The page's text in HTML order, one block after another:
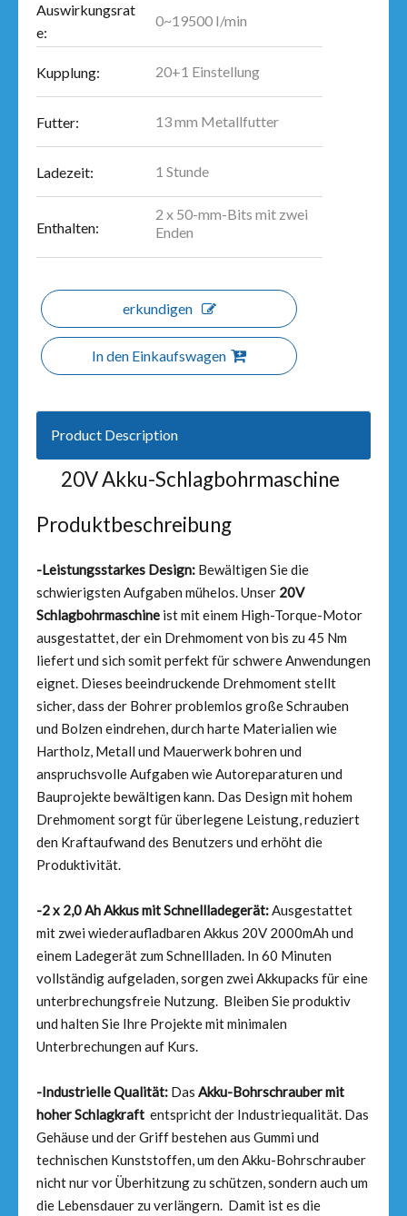
Auswirkungsrat
e:
0~19500 I/min
Kupplung: 20+1 Einstellung
Futter: 13 mm Metallfutter
Ladezeit: 1 Stunde
Enthalten:
2 x 50-mm-Bits mit zwei
Enden
erkundigen
In den Einkaufswagen
Product Description
20V Akku-Schlagbohrmaschine
Produktbeschreibung
-Leistungsstarkes Design: Bewältigen Sie die
schwierigsten Aufgaben mühelos. Unser 20V
Schlagbohrmaschine ist mit einem High-Torque-Motor
ausgestattet, der ein Drehmoment von bis zu 45 Nm
liefert und sich somit perfekt für schwere Anwendungen
eignet. Dieses beeindruckende Drehmoment stellt
sicher, dass der Bohrer problemlos große Schrauben
und Bolzen eindrehen, durch harte Materialien wie
Hartholz, Metall und Mauerwerk bohren und
anspruchsvolle Aufgaben wie Autoreparaturen und
Bauprojekte bewältigen kann. Das Design mit hohem
Drehmoment sorgt für überlegene Leistung, reduziert
den Kraftaufwand des Benutzers und erhöht die
Produktivität.
-2 x 2,0 Ah Akkus mit Schnellladegerät:Ausgestattet
mit zwei wiederaufladbaren Akkus 20V 2000mAh und
einem Ladegerät zum Schnellladen. In 60 Minuten
vollständig aufgeladen, sorgen zwei Akkupacks für eine
unterbrechungsfreie Nutzung. Bleiben Sie produktiv
und halten Sie Ihre Projekte mit minimalen
Unterbrechungen auf Kurs.
-Industrielle Qualität: Das Akku-Bohrschrauber mit
hoher Schlagkraft entspricht der Industriequalität. Das
Gehäuse und der Griff bestehen aus Gummi und
technischen Kunststoffen, um den Akku-Bohrschrauber
nicht nur vor Überhitzung zu schützen, sondern auch um
die Lebensdauer zu verlängern. Damit ist es die